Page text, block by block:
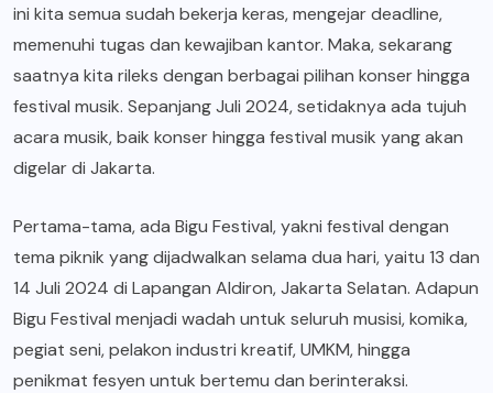
ini kita semua sudah bekerja keras, mengejar deadline,
memenuhi tugas dan kewajiban kantor. Maka, sekarang
saatnya kita rileks dengan berbagai pilihan konserhingga
festival musik. Sepanjang Juli 2024, setidaknya ada tujuh
acara musik, baik konser hingga festival musik yang akan
digelar di Jakarta.
Pertama-tama, ada Bigu Festival, yakni festival dengan
tema piknik yang dijadwalkan selama dua hari, yaitu 13 dan
14 Juli 2024 di Lapangan Aldiron, Jakarta Selatan. Adapun
Bigu Festival menjadi wadah untuk seluruh musisi, komika,
pegiat seni, pelakon industri kreatif, UMKM, hingga
penikmat fesyen untuk bertemu dan berinteraksi.